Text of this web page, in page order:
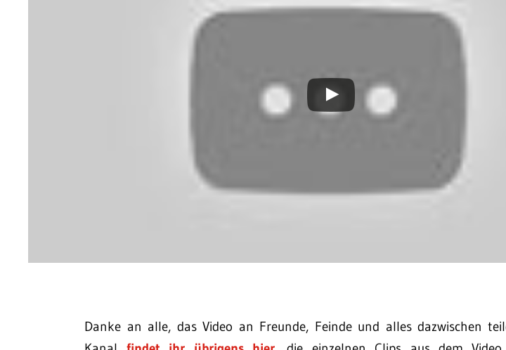
Danke an alle, das Video an Freunde, Feinde und alles dazwischen